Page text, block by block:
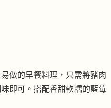
做的早餐料理，只需將豬肉
即可。搭配香甜軟糯的藍莓